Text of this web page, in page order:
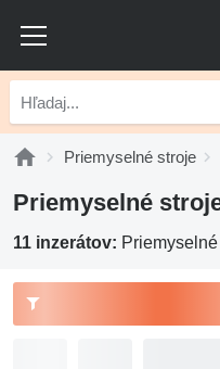
Priemyselné stroje
Priemyselné
11 inzerátov: